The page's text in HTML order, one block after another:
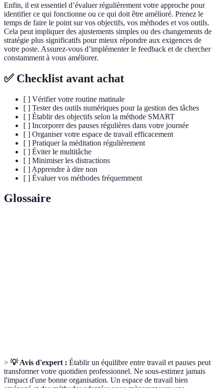
Enfin, il est essentiel d’évaluer régulièrement votre approche pour
identifier ce qui fonctionne ou ce qui doit être amélioré. Prenez le
temps de faire le point sur vos objectifs, vos méthodes et vos outils.
Cela peut impliquer des ajustements simples ou des changements de
stratégie plus significatifs pour mieux répondre aux exigences de
votre poste. Assurez-vous d’implémenter le feedback et de chercher
constamment à vous améliorer.
✅ Checklist avant achat
[ ] Vérifier votre routine matinale
[ ] Tester des outils numériques pour la gestion des tâches
[ ] Établir des objectifs selon la méthode SMART
[ ] Incorporer des pauses régulières dans votre journée
[ ] Organiser votre espace de travail efficacement
[ ] Pratiquer la méditation régulièrement
[ ] Éviter le multitâche
[ ] Minimiser les distractions
[ ] Apprendre à dire non
[ ] Évaluer vos méthodes fréquemment
Glossaire
> 💡 Avis d'expert : Établir un équilibre entre travail et pauses peut
transformer votre quotidien professionnel. Ne sous-estimez jamais
l'impact d'une bonne organisation. Un espace de travail bien